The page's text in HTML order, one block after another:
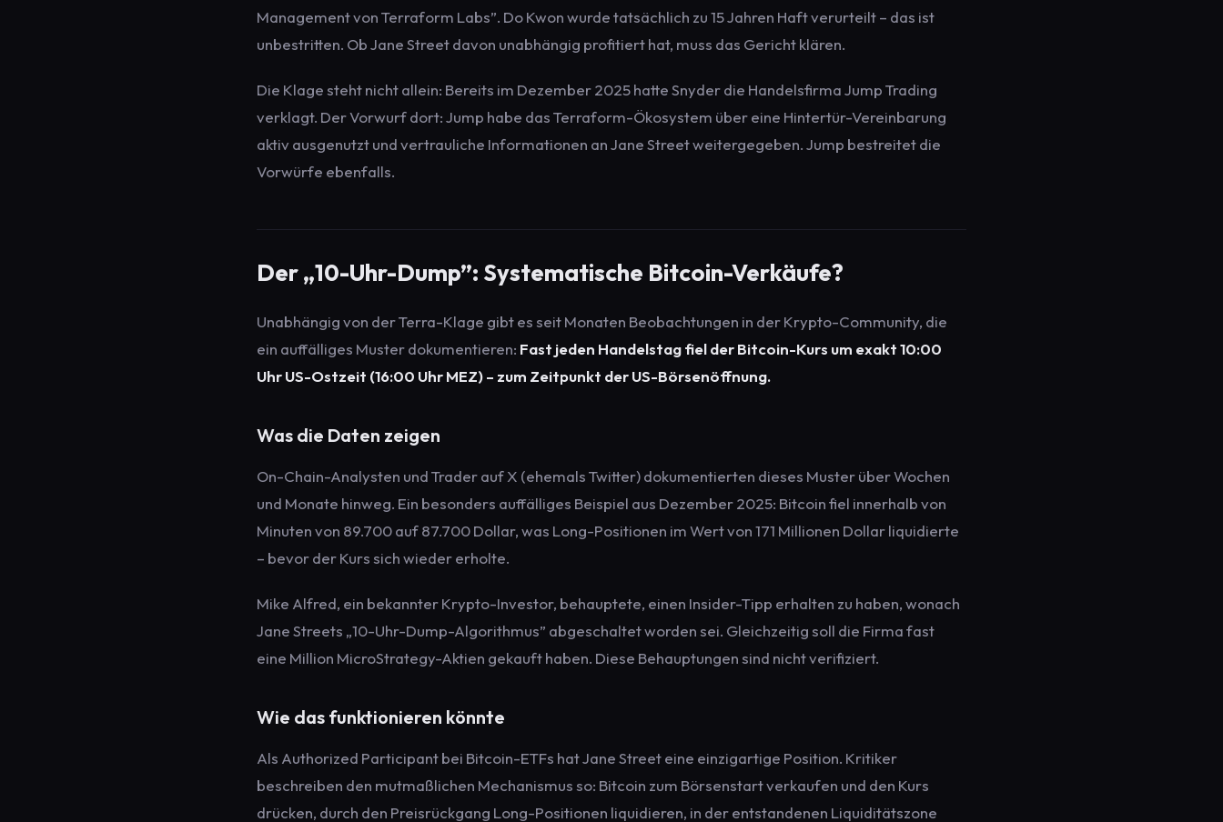
Management von Terraform Labs”. Do Kwon wurde tatsächlich zu 15 Jahren Haft verurteilt – das ist
unbestritten. Ob Jane Street davon unabhängig profitiert hat, muss das Gericht klären.
Die Klage steht nicht allein: Bereits im Dezember 2025 hatte Snyder die Handelsfirma Jump Trading
verklagt. Der Vorwurf dort: Jump habe das Terraform-Ökosystem über eine Hintertür-Vereinbarung
aktiv ausgenutzt und vertrauliche Informationen an Jane Street weitergegeben. Jump bestreitet die
Vorwürfe ebenfalls.
Der „10-Uhr-Dump”: Systematische Bitcoin-Verkäufe?
Unabhängig von der Terra-Klage gibt es seit Monaten Beobachtungen in der Krypto-Community, die
ein auffälliges Muster dokumentieren: Fast jeden Handelstag fiel der Bitcoin-Kurs um exakt 10:00
Uhr US-Ostzeit (16:00 Uhr MEZ) – zum Zeitpunkt der US-Börsenöffnung.
Was die Daten zeigen
On-Chain-Analysten und Trader auf X (ehemals Twitter) dokumentierten dieses Muster über Wochen
und Monate hinweg. Ein besonders auffälliges Beispiel aus Dezember 2025: Bitcoin fiel innerhalb von
Minuten von 89.700 auf 87.700 Dollar, was Long-Positionen im Wert von 171 Millionen Dollar liquidierte
– bevor der Kurs sich wieder erholte.
Mike Alfred, ein bekannter Krypto-Investor, behauptete, einen Insider-Tipp erhalten zu haben, wonach
Jane Streets „10-Uhr-Dump-Algorithmus” abgeschaltet worden sei. Gleichzeitig soll die Firma fast
eine Million MicroStrategy-Aktien gekauft haben. Diese Behauptungen sind nicht verifiziert.
Wie das funktionieren könnte
Als Authorized Participant bei Bitcoin-ETFs hat Jane Street eine einzigartige Position. Kritiker
beschreiben den mutmaßlichen Mechanismus so: Bitcoin zum Börsenstart verkaufen und den Kurs
drücken, durch den Preisrückgang Long-Positionen liquidieren, in der entstandenen Liquiditätszone